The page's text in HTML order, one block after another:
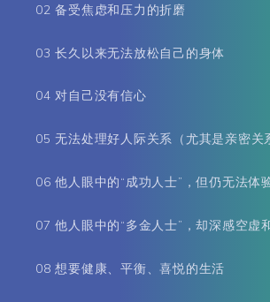
02 备受焦虑和压力的折磨
03 长久以来无法放松自己的身体
04 对自己没有信心
05 无法处理好人际关系（尤其是亲密关
06 他人眼中的“成功人士”，但仍无法体
07 他人眼中的“多金人士”，却深感空虚
08 想要健康、平衡、喜悦的生活